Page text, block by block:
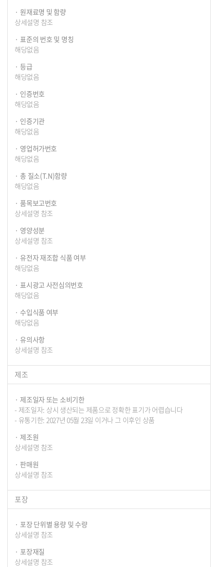
원재료명 및 함량
상세설명 참조
표준의 번호 및 명칭
해당없음
등급
해당없음
인증번호
해당없음
인증기관
해당없음
영업허가번호
해당없음
총 질소(T.N)함량
해당없음
품목보고번호
상세설명 참조
영양성분
상세설명 참조
유전자 재조합 식품 여부
해당없음
표시광고 사전심의번호
해당없음
수입식품 여부
해당없음
유의사항
상세설명 참조
제조
제조일자 또는 소비기한
- 제조일자: 상시 생산되는 제품으로 정확한 표기가 어렵습니다
- 유통기한: 2027년 05월 23일 이거나 그 이후인 상품
제조원
상세설명 참조
판매원
상세설명 참조
포장
포장 단위별 용량 및 수량
상세설명 참조
포장재질
상세설명 참조